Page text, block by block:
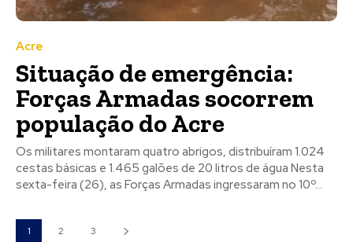
Acre
Situação de emergência:
Forças Armadas socorrem
população do Acre
Os militares montaram quatro abrigos, distribuíram 1.024
cestas básicas e 1.465 galões de 20 litros de água Nesta
sexta-feira (26), as Forças Armadas ingressaram no 10º...
1 2 3